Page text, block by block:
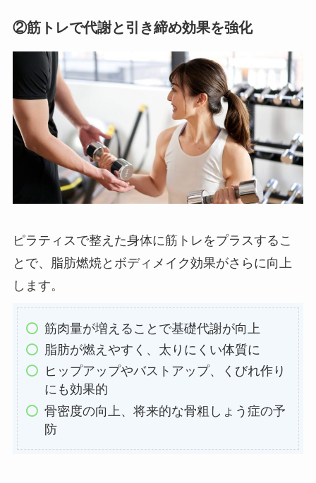
②筋トレで代謝と引き締め効果を強化
ピラティスで整えた身体に筋トレをプラスするこ
とで、脂肪燃焼とボディメイク効果がさらに向上
します。
筋肉量が増えることで基礎代謝が向上
脂肪が燃えやすく、太りにくい体質に
ヒップアップやバストアップ、くびれ作り
にも効果的
骨密度の向上、将来的な骨粗しょう症の予
防